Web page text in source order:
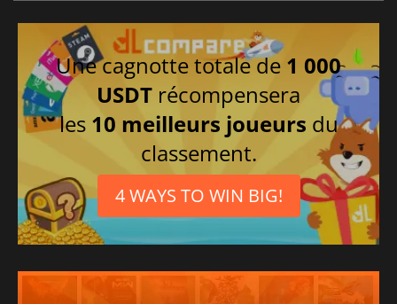
Une cagnotte totale de 1 000
USDT récompensera
les 10 meilleurs joueurs du
classement.
4 WAYS TO WIN BIG!